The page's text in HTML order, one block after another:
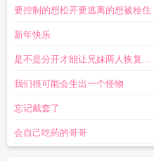
要控制的想松开要逃离的想被栓住
新年快乐
是不是分开才能让兄妹两人恢复正
常
我们很可能会生出一个怪物
忘记戴套了
会自己吃药的哥哥